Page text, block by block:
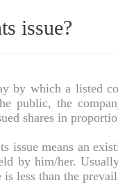
issue?
by which a listed
public, the
shares in
issue means an
by him/her.
less than the